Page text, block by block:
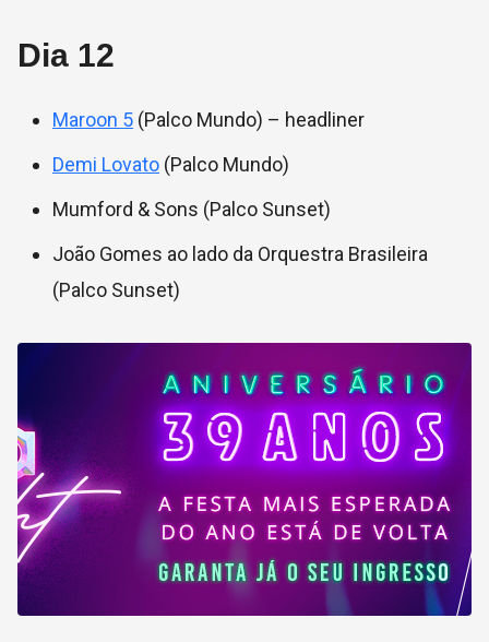
Dia 12
Maroon 5 (Palco Mundo) – headliner
Demi Lovato (Palco Mundo)
Mumford & Sons (Palco Sunset)
João Gomes ao lado da Orquestra Brasileira
(Palco Sunset)